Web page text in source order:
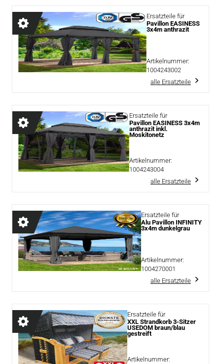
Ersatzteile für
Pavillon EASINESS
3x4m anthrazit
Artikelnummer:
1004243002
alle Ersatzteile
Ersatzteile für
Pavillon EASINESS 3x4m
anthrazit inkl.
Moskitonetz
Artikelnummer:
1004243004
alle Ersatzteile
Ersatzteile für
Alu Pavillon INFINITY
3x4m dunkelgrau
Artikelnummer:
1004270001
alle Ersatzteile
Ersatzteile für
XXL Strandkorb 3-Sitzer
USEDOM braun/blau
gestreift
Artikelnummer: